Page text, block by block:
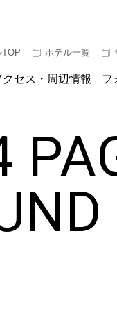
ホテル一覧
クセス・周辺情報 フ